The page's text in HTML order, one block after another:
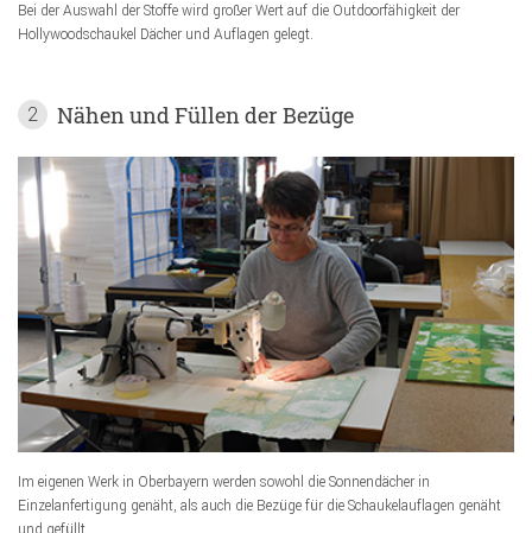
Bei der Auswahl der Stoffe wird großer Wert auf die Outdoorfähigkeit der
Hollywoodschaukel Dächer und Auflagen gelegt.
2 Nähen und Füllen der Bezüge
Im eigenen Werk in Oberbayern werden sowohl die Sonnendächer in
Einzelanfertigung genäht, als auch die Bezüge für die Schaukelauflagen genäht
und gefüllt.